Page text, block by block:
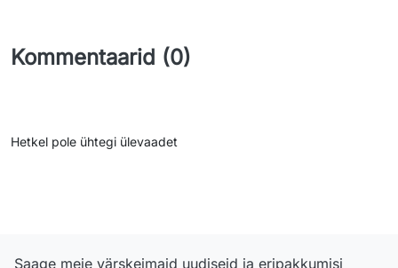
Kommentaarid (0)
Hetkel pole ühtegi ülevaadet
Saage meie värskeimaid uudiseid ja eripakkumisi